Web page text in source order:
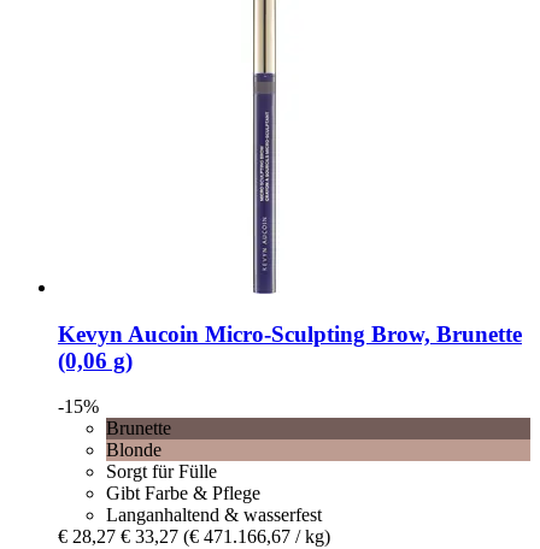
Kevyn Aucoin Micro-​Sculpting Brow, Brunette
(0,06 g)
-15%
Brunette
Blonde
Sorgt für Fülle
Gibt Farbe & Pflege
Langanhaltend & wasserfest
€ 28,27 € 33,27 (€ 471.166,67 / kg)